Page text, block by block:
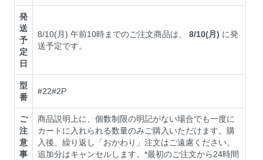
発
送
予
定
日
8/10(月) 午前10時までのご注文商品は、8/10(月) に発
送予定です。
型
番
#22#2P
ご
注
意
事
商品説明上に、個数制限の明記がない場合でも一度に
カートに入れられる数量のみご購入いただけます。購
入後、繰り返し「おかわり」注文はご遠慮ください。
追加分はキャンセルします。*最初のご注文から24時間